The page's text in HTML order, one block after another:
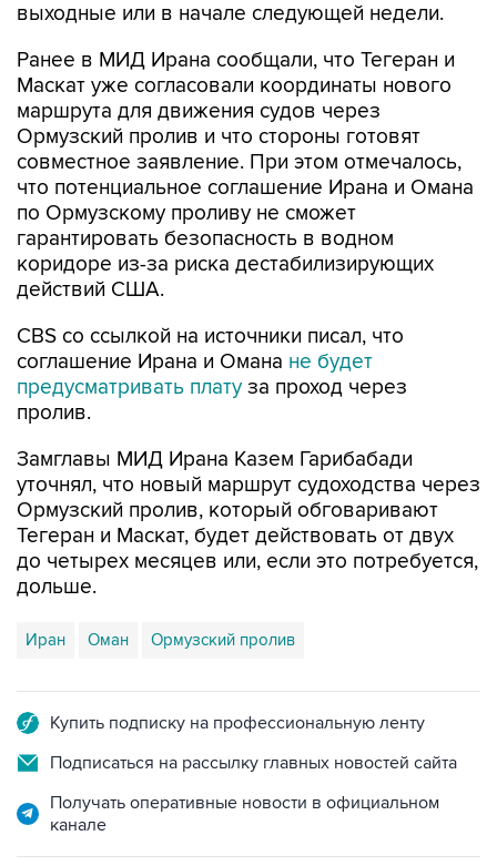
Ранее в МИД Ирана сообщали, что Тегеран и
маршрута для движения судов через
Ормузский пролив и что стороны готовят
совместное заявление. При этом отмечалось,
что потенциальное соглашение Ирана и Омана
по Ормузскому проливу не сможет
гарантировать безопасность в водном
коридоре из-за риска дестабилизирующих
действий США.
CBS со ссылкой на источники писал, что
предусматривать платуза проход через
пролив.
Замглавы МИД Ирана Казем Гарибабади
Ормузский пролив, который обговаривают
Тегеран и Маскат, будет действовать от двух
до четырех месяцев или, если это потребуется,
дольше.
Иран Оман
Подписаться на рассылку главных новостей сайта
Получать оперативные новости в официальном
НОВОСТИ ПО ТЕМЕ